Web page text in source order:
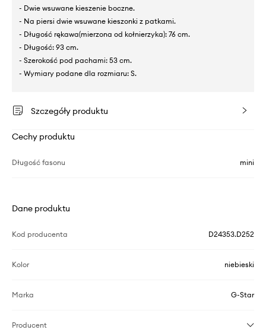
- Dwie wsuwane kieszenie boczne.
- Na piersi dwie wsuwane kieszonki z patkami.
- Długość rękawa(mierzona od kołnierzyka): 76 cm.
- Długość: 93 cm.
- Szerokość pod pachami: 53 cm.
- Wymiary podane dla rozmiaru: S.
Szczegóły produktu
Cechy produktu
Długość fasonu mini
Dane produktu
Kod producenta D24353.D252
Kolor niebieski
Marka G-Star
Producent